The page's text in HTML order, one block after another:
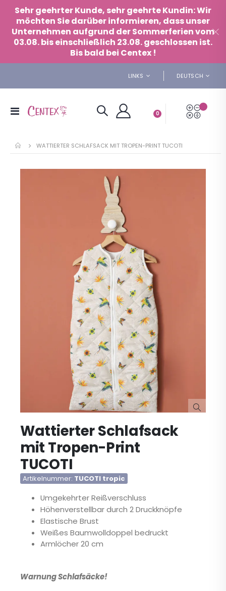
Sehr geehrter Kunde, sehr geehrte Kundin: Wir
möchten Sie darüber informieren, dass unser
Unternehmen aufgrund der Sommerferien vom
03.08. bis einschließlich 23.08. geschlossen ist.
Bis bald bei Centex !
LINKS SPRACHE
DEUTSCH
Navigation
Cart0Artikel Mein
WATTIERTER SCHLAFSACK MIT TROPEN-PRINT TUCOTI
Anfang
der
Bildgalerie
springen
Wattierter Schlafsack
mit Tropen-Print
TUCOTI
Artikelnummer TUCOTI tropic
Umgekehrter Reißverschluss
Höhenverstellbar durch 2 Druckknöpfe
Elastische Brust
Weißes Baumwolldoppel bedruckt
Armlöcher 20 cm
Warnung Schlafsäcke!
Cookie-Einstellungen